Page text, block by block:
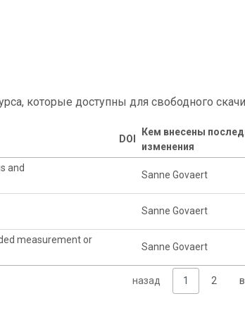
которые доступны для свободного
DOI
Кем внесены
изменения
and
Sanne Govaert
Sanne Govaert
measurement or
Sanne Govaert
назад 1 2